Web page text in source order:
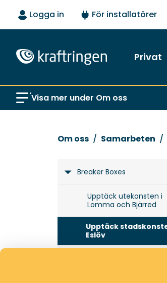
Logga in För installatörer
Privat
Visa mer under Om oss
Om oss Samarbeten
Breaker Boxes
Upptäck utekonsten i
Lomma och Bjärred
Upptäck
Eslöv